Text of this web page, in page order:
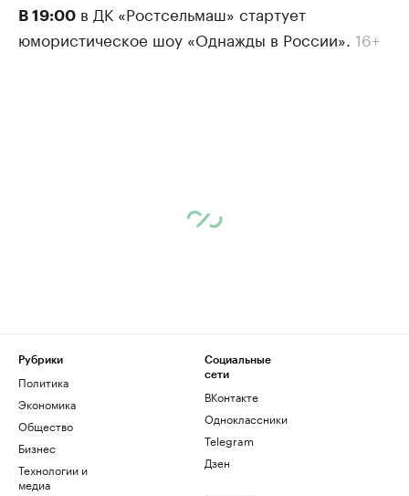
В 19:00 в ДК «Ростсельмаш» стартует
юмористическое шоу «Однажды в России». 16+
Рубрики
Политика
Экономика
Общество
Бизнес
Технологии и
медиа
Социальные
сети
ВКонтакте
Одноклассники
Telegram
Дзен